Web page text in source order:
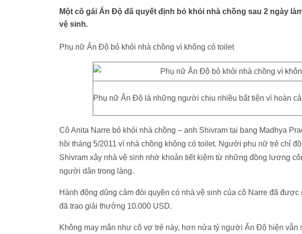
Một cô gái Ấn Độ đã quyết định bỏ khỏi nhà chồng sau 2 ngày
vệ sinh.
Phụ nữ Ấn Độ bỏ khỏi nhà chồng vì không có toilet
Phụ nữ Ấn Độ là những người chịu nhiều bất tiện vì hoàn
Cô Anita Narre bỏ khỏi nhà chồng – anh Shivram tại bang Madhya
hồi tháng 5/2011 vì nhà chồng không có toilet. Người phụ nữ trẻ chỉ
Shivram xây nhà vệ sinh nhờ khoản tiết kiệm từ những đồng lương
người dân trong làng.
Hành động dũng cảm đòi quyền có nhà vệ sinh của cô Narre đã
đã trao giải thưởng 10.000 USD.
Không may mắn như cô vợ trẻ này, hơn nửa tỷ người Ấn Độ hiện vẫn